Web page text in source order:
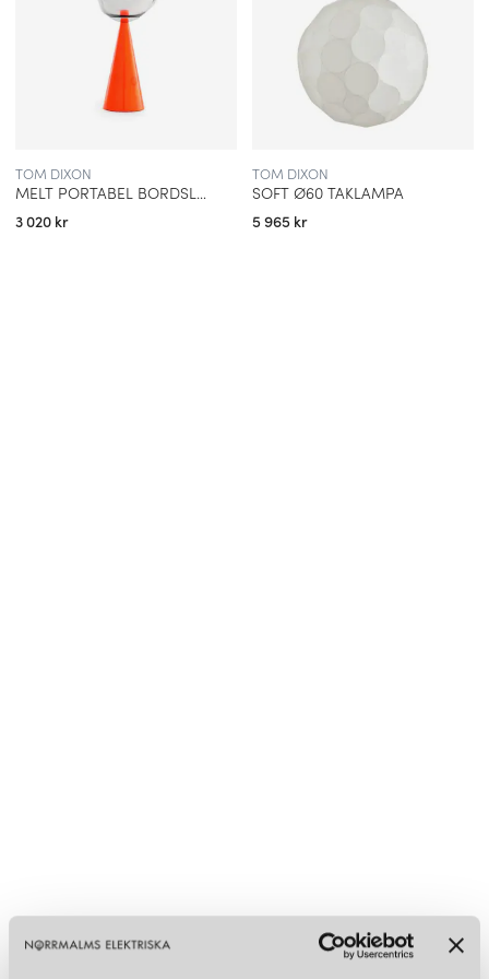
produkter som är designade för lång livslängd och minskad
miljöpåverkan. Istället för att följa trender skapas lampor och
möbler som ska bestå över tid, både estetiskt och funktionellt.
Företaget utforskar också nya tekniker för återvinning och
produktion, vilket gör att varje kollektion kombinerar traditionellt
design.
TOM DIXON
MELT PORTABEL BORDSLAMPA FLUORO
3 020 kr
TOM DIXON
SOFT Ø60 TAKLAMPA
5 965 kr